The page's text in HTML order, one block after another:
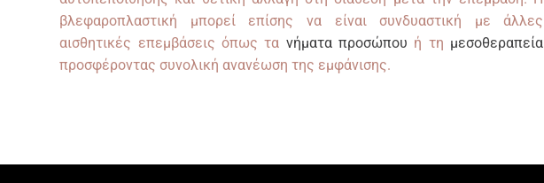
βλεφαροπλαστική μπορεί επίσης να είναι συνδυαστική με άλλες
αισθητικές επεμβάσεις όπως τα νήματα προσώπου ή τη μεσοθεραπεία
προσφέροντας συνολική ανανέωση της εμφάνισης.